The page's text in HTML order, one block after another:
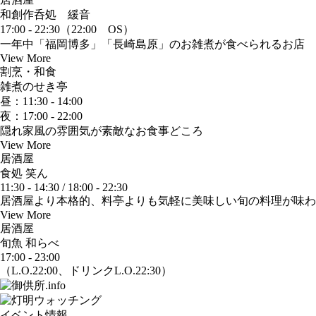
和創作呑処 緩音
17:00 - 22:30（22:00 OS）
一年中「福岡博多」「長崎島原」のお雑煮が食べられるお店
View More
割烹・和食
雑煮のせき亭
昼：11:30 - 14:00
夜：17:00 - 22:00
隠れ家風の雰囲気が素敵なお食事どころ
View More
居酒屋
食処 笑ん
11:30 - 14:30 / 18:00 - 22:30
居酒屋より本格的、料亭よりも気軽に美味しい旬の料理が味
View More
居酒屋
旬魚 和らべ
17:00 - 23:00
（L.O.22:00、ドリンクL.O.22:30）